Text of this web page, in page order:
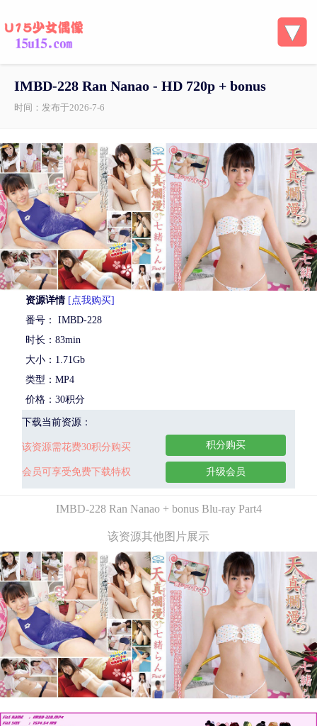
IMBD-228 Ran Nanao - HD 720p + bonus
时间：发布于2026-7-6
资源详情 [点我购买]
番号： IMBD-228
时长：83min
大小：1.71Gb
类型：MP4
价格：30积分
下载当前资源：
该资源需花费30积分购买
会员可享受免费下载特权
积分购买
升级会员
IMBD-228 Ran Nanao + bonus Blu-ray Part4
该资源其他图片展示